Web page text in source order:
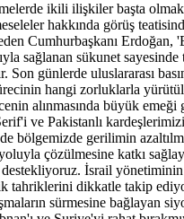
ikili ilişkiler başta
hakkında görüş
Cumhurbaşkanı Erdoğan,
sağlanan sükunet sayesinde
Son günlerde uluslararası
hangi zorluklarla
alınmasında büyük emeği
ve Pakistanlı
bölgemizde gerilimin
çözülmesine katkı
İsrail yönetiminin
tahriklerini dikkatle takip
sürmesine bağlayan